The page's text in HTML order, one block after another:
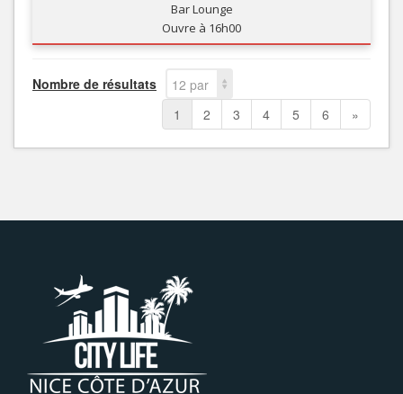
Bar Lounge
Ouvre à 16h00
Nombre de résultats
12 par
page
1 2 3 4 5 6 »